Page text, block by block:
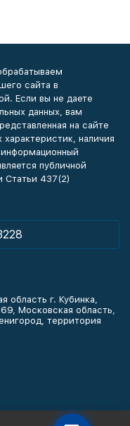
сайта в
Если вы не даете
данных, вам
на сайте
наличия
публичной
Статьи 437(2)
область г. Кубинка,
Московская область,
территория